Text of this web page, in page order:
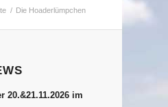
/ Die Hoaderlümpchen
20.&21.11.2026 im